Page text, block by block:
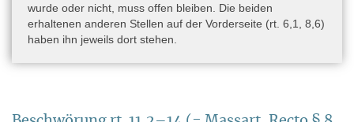
wurde oder nicht, muss offen bleiben. Die beiden
erhaltenen anderen Stellen auf der Vorderseite (rt. 6,1, 8,6)
haben ihn jeweils dort stehen.